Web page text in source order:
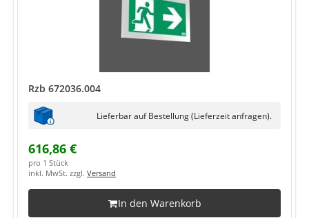
Rzb 672036.004
Lieferbar auf Bestellung (Lieferzeit anfragen).
616,86 €
pro 1 Stück
inkl. MwSt. zzgl. Versand
In den Warenkorb